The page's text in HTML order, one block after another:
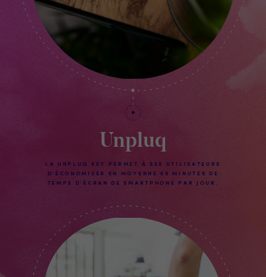
Unpluq
LA UNPLUQ KEY PERMET À SES UTILISATEURS
D'ÉCONOMISER EN MOYENNE 69 MINUTES DE
TEMPS D'ÉCRAN DE SMARTPHONE PAR JOUR.